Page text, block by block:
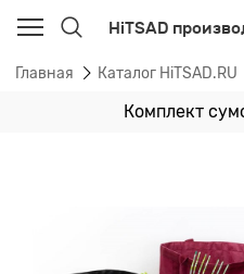
HiTSAD
Главная Каталог HiTSAD.RU
Комплект